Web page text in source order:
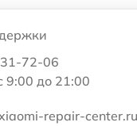
72-06
9:00 до 21:00
repair-center.ru